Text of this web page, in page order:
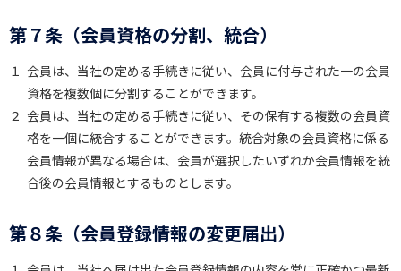
第７条（会員資格の分割、統合）
１ 会員は、当社の定める手続きに従い、会員に付与された一の会員
資格を複数個に分割することができます。
２ 会員は、当社の定める手続きに従い、その保有する複数の会員資
格を一個に統合することができます。統合対象の会員資格に係る
会員情報が異なる場合は、会員が選択したいずれか会員情報を統
合後の会員情報とするものとします。
第８条（会員登録情報の変更届出）